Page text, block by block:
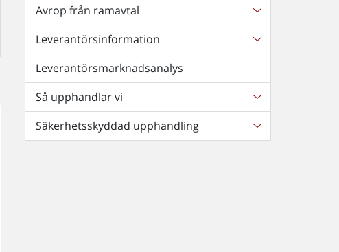
Avrop från ramavtal
Leverantörsinformation
Leverantörsmarknadsanalys
Så upphandlar vi
Säkerhetsskyddad upphandling